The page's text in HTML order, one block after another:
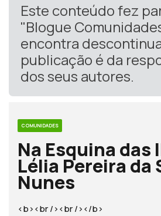
Este conteúdo fez
"Blogue
encontra
publicação é da
dos seus autores.
COMUNIDADES
Na Esquina das
Lélia Pereira da
Nunes
<b><br /><br /></b>